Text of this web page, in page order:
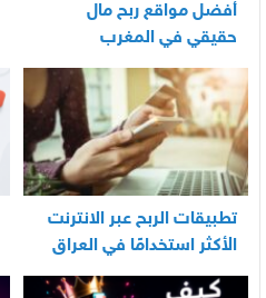
أفضل مواقع ربح مال
حقيقي في المغرب
تطبيقات الربح عبر الانترنت
الأكثر استخدامًا في العراق